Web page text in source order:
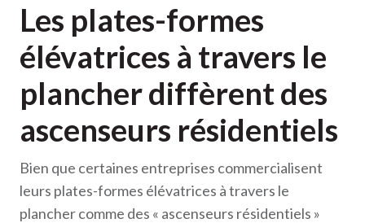
Les plates-formes
élévatrices à travers le
plancher diffèrent des
ascenseurs résidentiels
Bien que certaines entreprises commercialisent
leurs plates-formes élévatrices à travers le
plancher comme des « ascenseurs résidentiels »